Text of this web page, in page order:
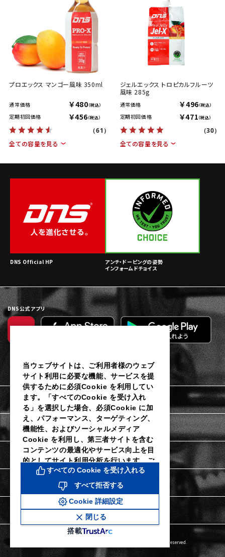
プロエックス マンゴー風味 350ml
通常価格 ￥480（税込）
定期初回価格 ￥456（税込）
（61）
全ての容量を見る
ジェルエックス トロピカルフルーツ
風味 285g
通常価格 ￥496（税込）
定期初回価格 ￥471（税込）
（30）
全ての容量を見る
DNS Official HP
アンチ・ドーピングの姿勢
インフォームドチョイス
DNS公式アプリ
利用規約
個人情報保護に関するご通知
Cookieポリシー
Cookie詳細設定
特定商取引法に関する表示
Copyright © DAIICHI SANKYO HEALTHCARE CO.,LTD. All Rights Reserved.
当ウェブサイトは、ご利用者様のウェブ
サイト利用に必要な機能、サービスを提
供するために必須Cookie を利用してい
ます。「すべてのCookie を受け入れ
る」を選択した場合、必須Cookie に加
え、パフォーマンス、ターゲティング、
機能性、およびソーシャルメディア
Cookie を利用し、第三者サイトを含む
コンテンツの最適化やサービス向上を目
的としてサイト利用分析を行います。ご
利用者様は当社のCookie 設定ツールに
よりいつでも同意を撤回し、Cookie 設
定を変更することができます。同意を拒
否し、パフォーマンス、ターゲティン
グ、機能性およびソーシャルメディア
Cookie なしで続行するには、「すべて
拒否する」をクリックしてください。詳
およびCookie 詳細設定を参照くださ
すべての Cookie を受け入れる
すべて拒否する
Cookie 詳細設定
閉じる
搭載